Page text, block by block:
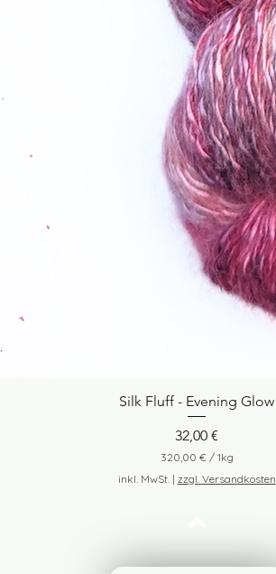
Schnellansicht
Silk Fluff - Evening Glow
Preis
32,00 €
320,00 € / 1kg
2
inkl. MwSt. | zzgl. Versandkosten